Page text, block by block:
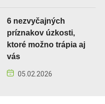
6 nezvyčajných
príznakov úzkosti,
ktoré možno trápia aj
vás
05.02.2026